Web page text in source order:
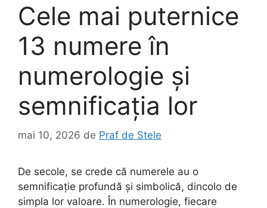
Cele mai puternice
13 numere în
numerologie și
semnificația lor
mai 10, 2026 de Praf de Stele
De secole, se crede că numerele au o
semnificație profundă și simbolică, dincolo de
simpla lor valoare. În numerologie, fiecare